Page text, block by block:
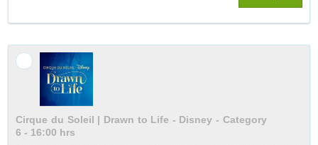
Cirque du Soleil | Drawn to Life - Disney - Category
6 - 16:00 hrs